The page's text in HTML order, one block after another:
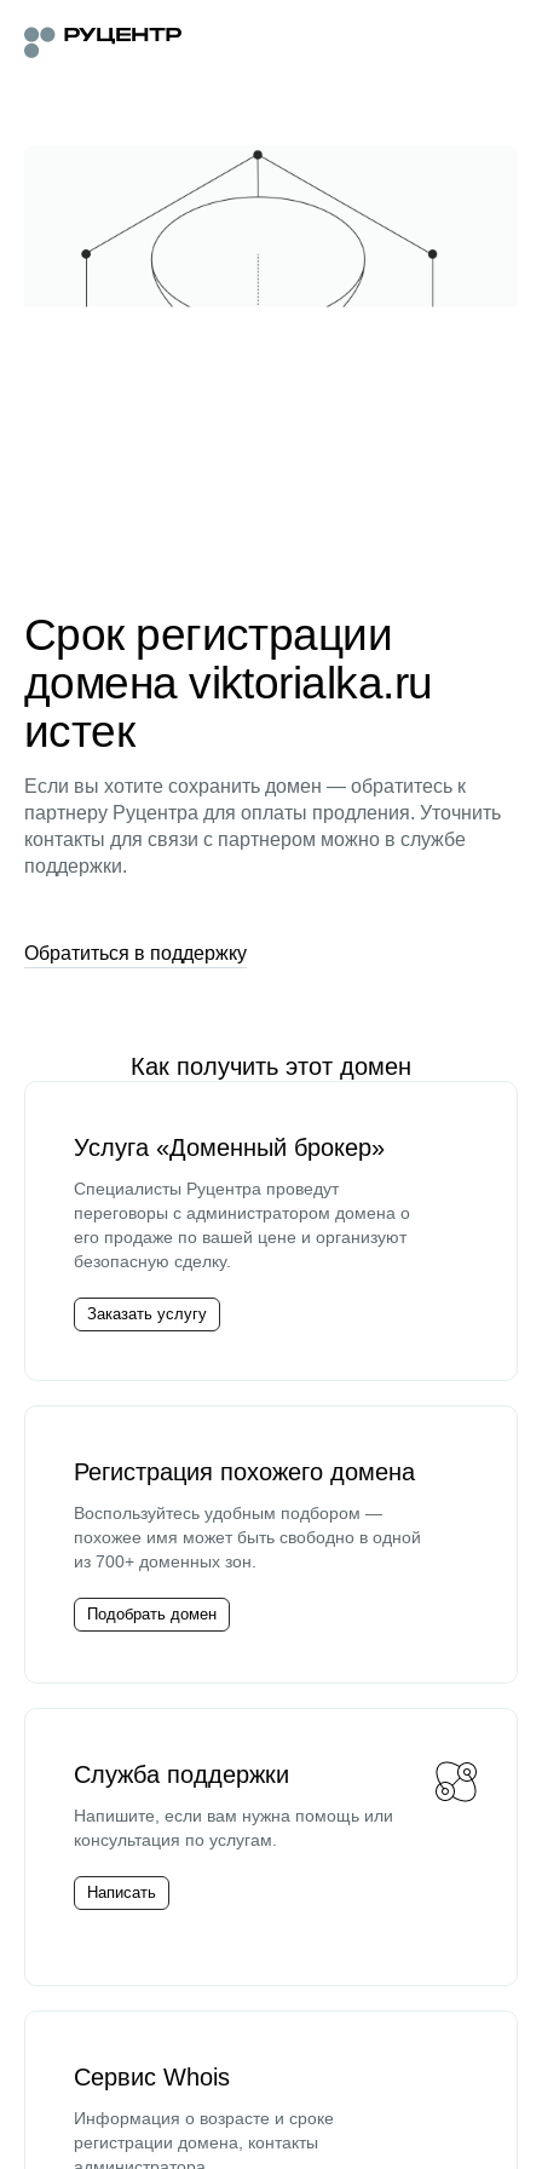
Срок регистрации
домена viktorialka.ru
истек
Если вы хотите сохранить домен — обратитесь к
партнеру Руцентра для оплаты продления. Уточнить
контакты для связи с партнером можно в службе
поддержки.
Обратиться в поддержку
Как получить этот домен
Услуга «Доменный брокер»
Специалисты Руцентра проведут
переговоры с администратором домена о
его продаже по вашей цене и организуют
безопасную сделку.
Заказать услугу
Регистрация похожего домена
Воспользуйтесь удобным подбором —
похожее имя может быть свободно в одной
из 700+ доменных зон.
Подобрать домен
Служба поддержки
Напишите, если вам нужна помощь или
консультация по услугам.
Написать
Сервис Whois
Информация о возрасте и сроке
регистрации домена, контакты